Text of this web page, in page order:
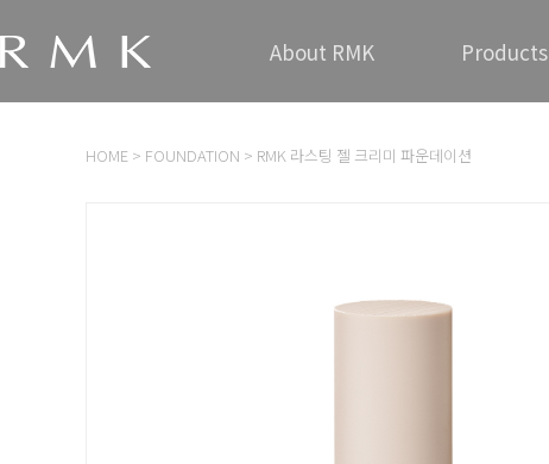
About RMK Products
HOME > FOUNDATION > RMK 라스팅 젤 크리미 파운데이션